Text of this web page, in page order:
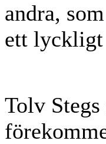
andra,
ett lyckligt
Tolv